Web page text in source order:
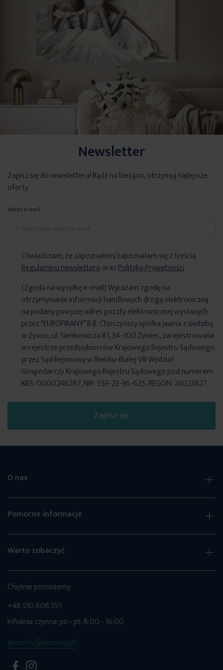
Newsletter
Zapisz się do newslettera! Bądź na bieżąco, otrzymuj najlepsze
oferty
Adres e-mail
Oświadczam, że zapoznałem/zapoznałam się z treścią
Regulaminu newsletteraorazPolityką Prywatności.
Zapisz się
(Zgoda na wysyłkę e-mail) Wyrażam zgodę na
otrzymywanie informacji handlowych drogą elektroniczną
na podany powyżej adres poczty elektronicznej wysłanych
przez "EUROFIRANY” B.B. Choczyńscy spółka jawna z siedzibą
w Żywcu, ul. Sienkiewicza 81, 34-300 Żywiec, zarejestrowana
w rejestrze przedsiębiorców Krajowego Rejestru Sądowego
przez Sąd Rejonowy w Bielsku-Białej VIII Wydział
Gospodarczy Krajowego Rejestru Sądowego pod numerem
KRS: 0000246287, NIP: 553-23-36-625, REGON: 24023827.
O nas
Pomocne informacje
Warto zobaczyć
Chętnie pomożemy
+48 510 808 355
Infolinia czynna: pn - pt: 8:00 - 16:00
decority@decority.pl